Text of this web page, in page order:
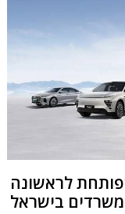
לראשונה
משרדים בישראל